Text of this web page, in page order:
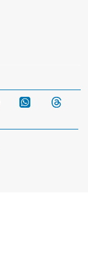
Telegram WhatsApp